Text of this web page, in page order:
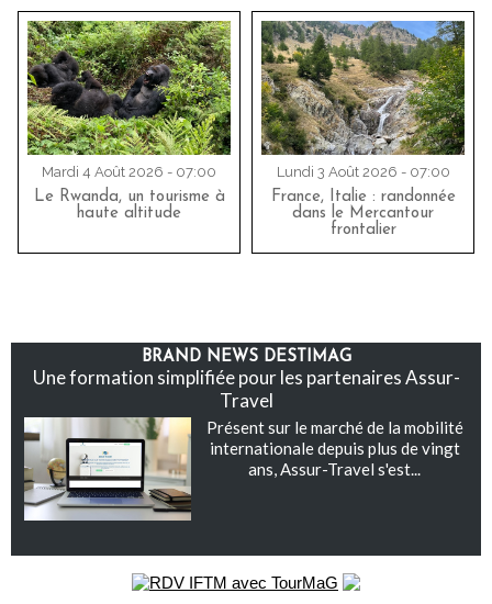
Mardi 4 Août 2026 - 07:00
Le Rwanda, un tourisme à
haute altitude
Lundi 3 Août 2026 - 07:00
France, Italie : randonnée
dans le Mercantour
frontalier
BRAND NEWS DESTIMAG
Une formation simplifiée pour les partenaires Assur-
Travel
Présent sur le marché de la mobilité
internationale depuis plus de vingt
ans, Assur-Travel s'est...